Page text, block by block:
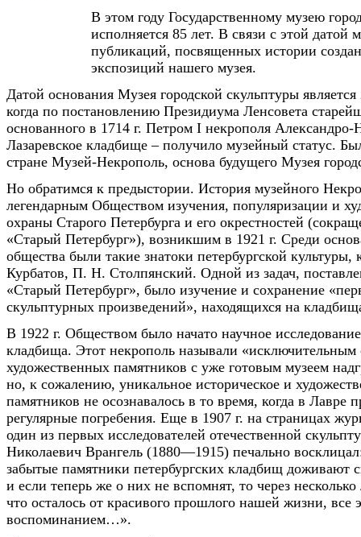
В этом году Государственному музею
исполняется 85 лет. В связи с этой
публикаций, посвященных истории
экспозиций нашего музея.
Датой основания Музея городской скульптуры
когда по постановлению Президиума Ленсовета
основанного в 1714 г. Петром I некрополя Александро-
Лазаревское кладбище – получило музейный статус.
стране Музей-Некрополь, основа будущего Музея
Но обратимся к предыстории. История музейного
легендарным Обществом изучения, популяризации и
охраны Старого Петербурга и его окрестностей
«Старый Петербург»), возникшим в 1921 г. Среди
общества были такие знатоки петербургской
Курбатов, П. Н. Столпянский. Одной из задач,
«Старый Петербург», было изучение и сохранение
скульптурных произведений», находящихся на
В 1922 г. Обществом было начато научное исследование
кладбища. Этот некрополь называли «исключительным
художественных памятников с уже готовым музеем
но, к сожалению, уникальное историческое и
памятников не осознавалось в то время, когда в Лавре
регулярные погребения. Еще в 1907 г. на страницах
один из первых исследователей отечественной
Николаевич Врангель (1880—1915) печально
забытые памятники петербургских кладбищ доживают
и если теперь же о них не вспомнят, то через
что осталось от красивого прошлого нашей жизни, все
воспоминанием…».